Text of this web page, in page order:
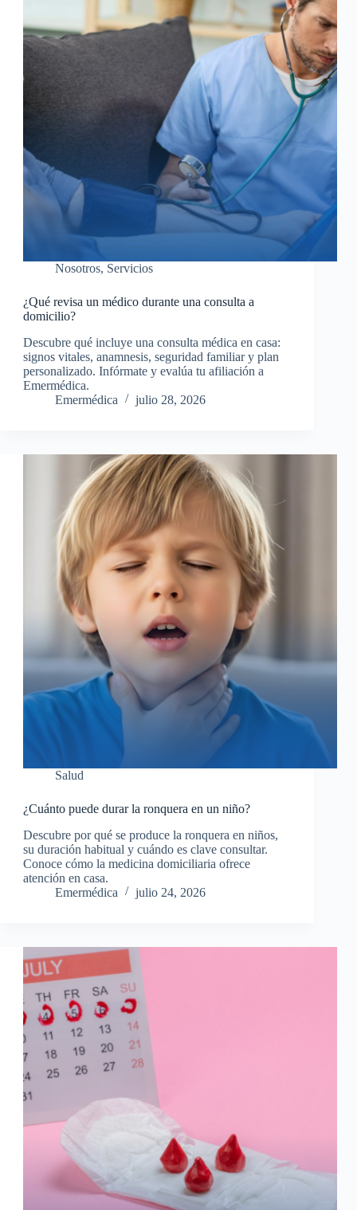
Nosotros, Servicios
¿Qué revisa un médico durante una consulta a
domicilio?
Descubre qué incluye una consulta médica en casa:
signos vitales, anamnesis, seguridad familiar y plan
personalizado. Infórmate y evalúa tu afiliación a
Emermédica.
Emermédica
julio 28, 2026
Salud
¿Cuánto puede durar la ronquera en un niño?
Descubre por qué se produce la ronquera en niños,
su duración habitual y cuándo es clave consultar.
Conoce cómo la medicina domiciliaria ofrece
atención en casa.
Emermédica
julio 24, 2026